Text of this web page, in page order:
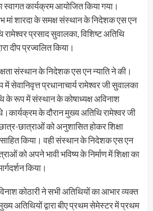
कार्यक्रम आयोजित किया गया।
मां शारदा के समक्ष संस्थान के निदेशक एस एन
रामेश्वर प्रसाद सुवालका, विशिष्ट अतिथि
दीप प्रज्वलित किया।
संस्थान के निदेशक एस एन न्याति ने की।
सेवानिवृत्त प्रधानाचार्य रामेश्वर जी सुवालका
के रूप में संस्थान के कोषाध्यक्ष अविनाश
के दौरान मुख्य अतिथि रामेश्वर जी
छात्राओं को अनुशासित होकर शिक्षा
किया। वही संस्थान के निदेशक एस एन
को अपने भावी भविष्य के निर्माण में शिक्षा का
किया।
कोठारी ने सभी अतिथियों का आभार व्यक्त
अतिथियों द्वारा बीए प्रथम सेमेस्टर में प्रथम